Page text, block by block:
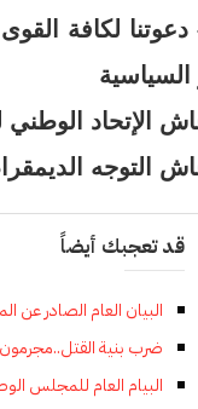
دعوتنا لكافة
السياسية
الإتحاد
التوجه
قد تعجبك أيضاً
البيان العام الصادر عن
ضرب بنية
البيام العام للمجلس